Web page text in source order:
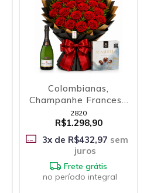
Colombianas,
Champanhe Francesa
e Belgian Chocolates
2820
R$1.298,90
3x de R$432,97 sem
juros
Frete grátis
no período integral